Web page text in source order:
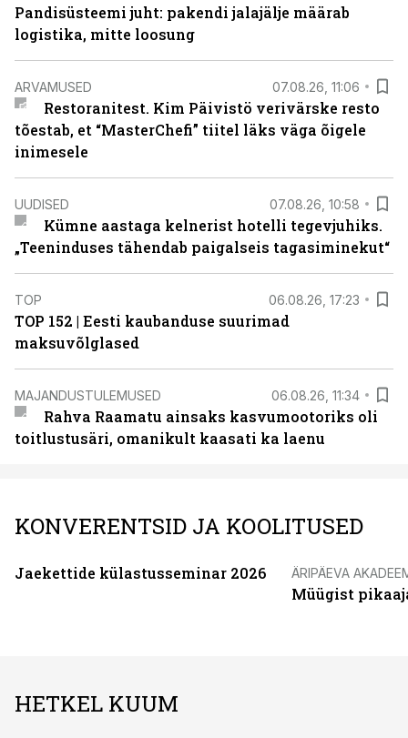
Pandisüsteemi juht: pakendi jalajälje määrab
logistika, mitte loosung
ARVAMUSED 07.08.26, 11:06
Restoranitest. Kim Päivistö verivärske resto
tõestab, et “MasterChefi” tiitel läks väga õigele
inimesele
UUDISED 07.08.26, 10:58
Kümne aastaga kelnerist hotelli tegevjuhiks.
„Teeninduses tähendab paigalseis tagasiminekut“
TOP 06.08.26, 17:23
TOP 152 | Eesti kaubanduse suurimad
maksuvõlglased
MAJANDUSTULEMUSED 06.08.26, 11:34
Rahva Raamatu ainsaks kasvumootoriks oli
toitlustusäri, omanikult kaasati ka laenu
KONVERENTSID JA KOOLITUSED
Jaekettide külastusseminar 2026 ÄRIPÄEVA
Müügist
HETKEL KUUM